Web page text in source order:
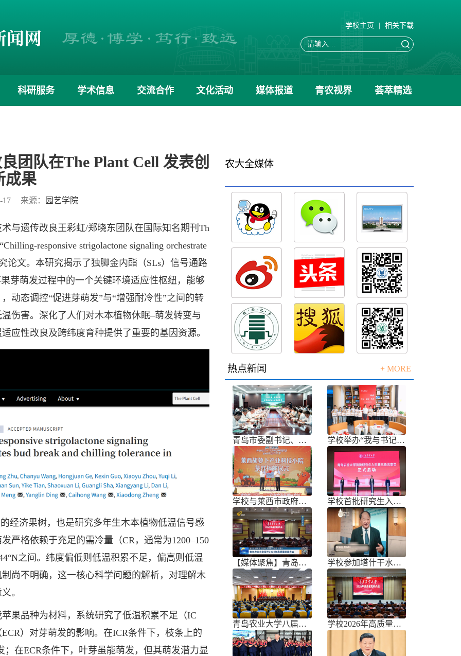
学校主页 相关下载
科研服务 学术信息 交流合作 文化活动 媒体报道 青农视界 荟萃精选
团队在The Plant Cell 发表创
成果
17 来源： 园艺学院
与遗传改良王彩虹/郑晓东团队在国际知名期刊Th
responsive strigolactone signaling orchestrate
论文。本研究揭示了独脚金内酯（SLs）信号通路
芽萌发过程中的一个关键环境适应性枢纽，能够
动态调控“促进芽萌发”与“增强耐冷性”之间的转
伤害。深化了人们对木本植物休眠–萌发转变与
应性改良及跨纬度育种提供了重要的基因资源。
经济果树，也是研究多年生木本植物低温信号感
严格依赖于充足的需冷量（CR，通常为1200–150
之间。纬度偏低则低温积累不足，偏高则低温
尚不明确，这一核心科学问题的解析，对理解木
。
苹果品种为材料，系统研究了低温积累不足（IC
）对芽萌发的影响。在ICR条件下，枝条上的
在ECR条件下，叶芽虽能萌发，但其萌发潜力显
农大全媒体
热点新闻 + MORE
青岛市委副书记、市长任刚来校调研 学校举办“我与书记共话成长”师生面
学校与莱西市政府联合举办青岛市胡萝 学校首批研究生入驻黄三角农高区
【媒体聚焦】青岛农业大学召开202 学校参加塔什干水周2026国际论坛
青岛农业大学八届三次双代会胜利召开 学校2026年高质量发展大会召开